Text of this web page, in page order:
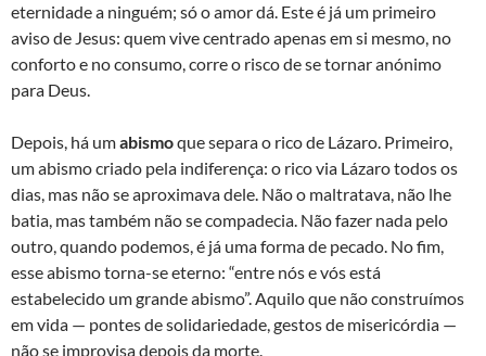
eternidade a ninguém; só o amor dá. Este é já um primeiro
aviso de Jesus: quem vive centrado apenas em si mesmo, no
conforto e no consumo, corre o risco de se tornar anónimo
para Deus.
Depois, há umabismoque separa o rico de Lázaro. Primeiro,
um abismo criado pela indiferença: o rico via Lázaro todos os
dias, mas não se aproximava dele. Não o maltratava, não lhe
batia, mas também não se compadecia. Não fazer nada pelo
outro, quando podemos, é já uma forma de pecado. No fim,
esse abismo torna-se eterno: “entre nós e vós está
estabelecido um grande abismo”. Aquilo que não construímos
em vida — pontes de solidariedade, gestos de misericórdia —
não se improvisa depois da morte.